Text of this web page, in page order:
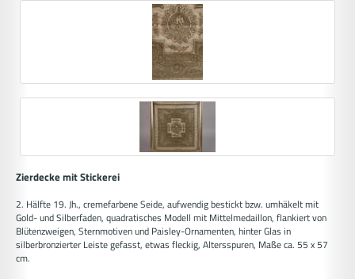
Zierdecke mit Stickerei
2. Hälfte 19. Jh., cremefarbene Seide, aufwendig bestickt bzw. umhäkelt mit
Gold- und Silberfaden, quadratisches Modell mit Mittelmedaillon, flankiert von
Blütenzweigen, Sternmotiven und Paisley-Ornamenten, hinter Glas in
silberbronzierter Leiste gefasst, etwas fleckig, Altersspuren, Maße ca. 55 x 57
cm.